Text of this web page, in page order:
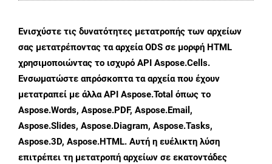
Ενισχύστε τις δυνατότητες μετατροπής των αρχείων
σας μετατρέποντας τα αρχεία ODS σε μορφή HTML
χρησιμοποιώντας το ισχυρό API Aspose.Cells.
Ενσωματώστε απρόσκοπτα τα αρχεία που έχουν
μετατραπεί με άλλα API Aspose.Total όπως το
Aspose.Words, Aspose.PDF, Aspose.Email,
Aspose.Slides, Aspose.Diagram, Aspose.Tasks,
Aspose.3D, Aspose.HTML. Αυτή η ευέλικτη λύση
επιτρέπει τη μετατροπή αρχείων σε εκατοντάδες